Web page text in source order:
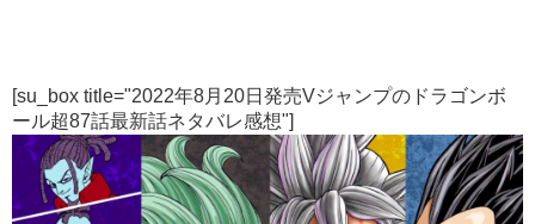
[su_box title="2022年8月20日発売Vジャンプのドラゴンボ
ール超87話最新話ネタバレ感想"]